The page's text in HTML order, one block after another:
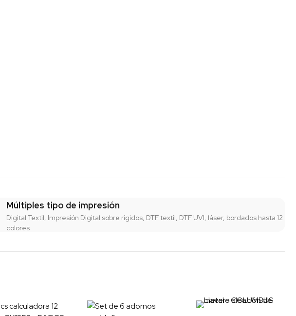
Múltiples tipo de impresión
Digital Textil, Impresión Digital sobre rígidos, DTF textil, DTF UVI, láser, bordados hasta 12
colores